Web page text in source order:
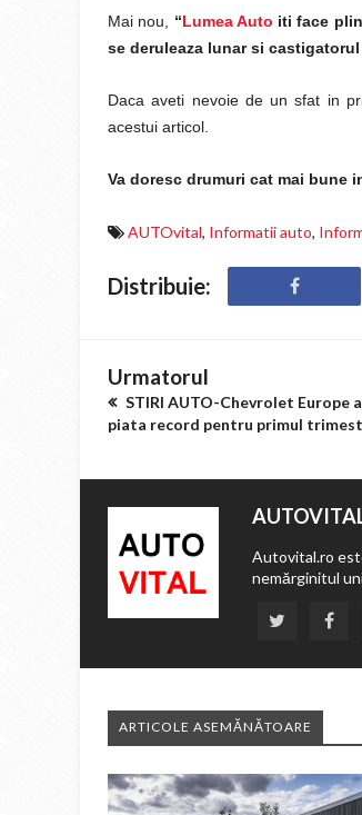
Mai nou, “Lumea Auto iti face
se deruleaza lunar si
Daca aveti nevoie de un sfat in
acestui articol.
Va doresc drumuri cat mai bune
AUTOvital, Informatii auto,
Distribuie:
Urmatorul
STIRI AUTO-Chevrolet Europe
piata record pentru primul
Autovital.ro
nemărginitul
ARTICOLE ASEMĂNĂTOARE